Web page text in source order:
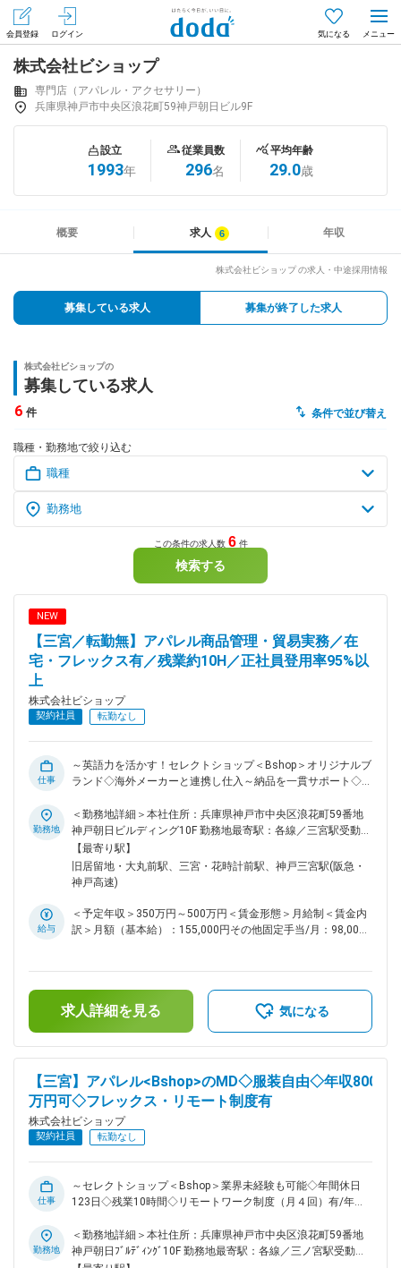
会員登録 ログイン 気になる
会員登録（無料）
はじめてdodaをご利用される方へ
求人を紹介してもらう
知りたい・聞きたい
専門サイト
対応時間：10:00～22:00(日曜・年末年始を除く)
自動案内は24時間365日対応
転職の「モヤモヤ」、一人で悩まず
気軽に相談してみませんか？
dodaの使い方は？
ヘルプ
株式会社ビショップ
専門店（アパレル・アクセサリー）
兵庫県神戸市中央区浪花町59神戸朝日ビル9F
設立
1993年
従業員数
296名
平均年齢
29.0歳
概要 求人 年収
株式会社ビショップ の求人・中途採用情報
募集している求人 募集が終了した求人
株式会社ビショップの
募集している求人
6 件 条件で並び替え
職種・勤務地で絞り込む
この条件の求人数 6件
検索する
NEW
【三宮／転勤無】アパレル商品管理・貿易実務／在
宅・フレックス有／残業約10H／正社員登用率95%以
上
株式会社ビショップ
契約社員 転勤なし
仕事
～英語力を活かす！セレクトショップ＜Bshop＞オリジナルブ
ランド◇海外メーカーと連携し仕入～納品を一貫サポート◇在
有／残業約10h～ ■業務概要 当社が展開するセレクトショップ
「Bshop」の商品管理課にて、海外メーカーとの連携を中心と
した貿易事務・営業事務業務を担当していただきます。ヨーロ
ッパ（主にイタリア・フランス）やアジア圏の取引先とコミュ
ニケーションを取りながら、商品の仕入れから店舗展開までの
す。 ■業務詳細 ・海外メーカーとのメールを中心としたコレ
ポン業務（状況に応じて電話対応もあり） ・送金や請求書の
登録・台帳管理 ・サンプル品の確認や店舗で発生したB品（不
良品）対応 ・店舗やお客様からの問い合わせ対応 これらを通
じて、商品の円滑な流通、納期調整、品質管理などに携わりま
成 商品管理課は複数名体制で、子育て中の社員も在籍してお
り、協力しながら業務を進めています。 ■業務の魅力 語学力
を活かして海外ブランドと直接関われる環境や、未経験から貿
易実務の専門性を身につけられる機会があります。事業全体を
支えるやりがいを実感できます。 ■はたらき方 ・残業月10時
間程度 ・フレックスタイム制あり（コアタイム:11:00～
の定める業務
勤務地
＜勤務地詳細＞本社住所：兵庫県神戸市中央区浪花町59番地
神戸朝日ビルディング10F 勤務地最寄駅：各線／三宮駅受動喫
煙対策：屋内全面禁煙変更の範囲：会社の定める事業所（リモ
ートワーク含む）
【最寄り駅】
旧居留地・大丸前駅、三宮・花時計前駅、神戸三宮駅(阪急・
神戸高速)
給与
＜予定年収＞350万円～500万円＜賃金形態＞月給制＜賃金内
訳＞月額（基本給）：155,000円その他固定手当/月：98,000
昇給有無＞有＜残業手当＞有＜給与補足＞■就業規則に基づ
き、別途年１回賞与支給有賃金はあくまでも目安の金額であ
り、選考を通じて上下する可能性があります。月給(月額)は固
求人詳細を見る 気になる
【三宮】アパレル<Bshop>のMD◇服装自由◇年収800
万円可◇フレックス・リモート制度有
株式会社ビショップ
契約社員 転勤なし
仕事
～セレクトショップ＜Bshop＞業界未経験も可能◇年間休日
123日◇残業10時間◇リモートワーク制度（月４回）有/年収
ショップ「Bshop」のMD職担当です ［ everyday classic ］と
いうコンセプトに共感していただける方、 100年後のクラシッ
勤務地
＜勤務地詳細＞本社住所：兵庫県神戸市中央区浪花町59番地
神戸朝日ﾌﾞﾙﾃﾞｨﾝｸﾞ10F 勤務地最寄駅：各線／三ノ宮駅受動喫